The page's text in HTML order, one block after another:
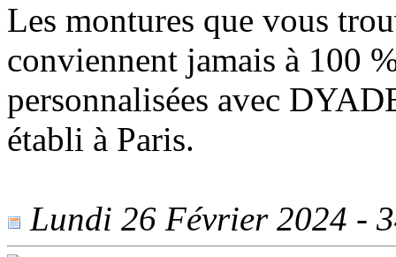
Les montures que vous
conviennent jamais à 100
personnalisées avec
établi à Paris.
Lundi 26 Février 2024 -